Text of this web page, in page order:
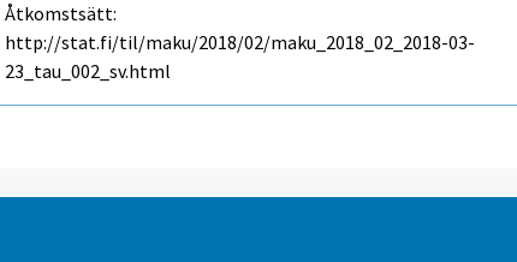
Åtkomstsätt:
http://stat.fi/til/maku/2018/02/maku_2018_02_2018-03-
23_tau_002_sv.html